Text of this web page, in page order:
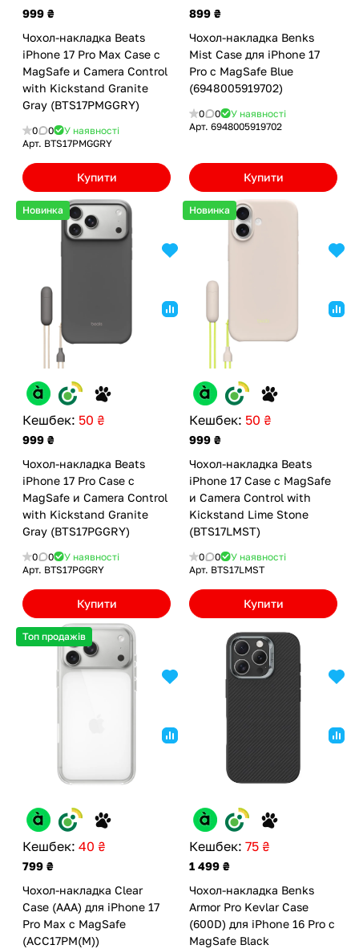
999 ₴
Чохол-накладка Beats
iPhone 17 Pro Max Case с
MagSafe и Camera Control
with Kickstand Granite
Gray (BTS17PMGGRY)
0 0
У наявності
Арт. BTS17PMGGRY
Купити
899 ₴
Чохол-накладка Benks
Mist Case для iPhone 17
Pro с MagSafe Blue
(6948005919702)
0 0
У наявності
Арт. 6948005919702
Купити
Новинка
Кешбек: 50 ₴
999 ₴
Чохол-накладка Beats
iPhone 17 Pro Case с
MagSafe и Camera Control
with Kickstand Granite
Gray (BTS17PGGRY)
0 0
У наявності
Арт. BTS17PGGRY
Купити
Новинка
Кешбек: 50 ₴
999 ₴
Чохол-накладка Beats
iPhone 17 Case с MagSafe
и Camera Control with
Kickstand Lime Stone
(BTS17LMST)
0 0
У наявності
Арт. BTS17LMST
Купити
Топ продажів
Кешбек: 40 ₴
799 ₴
Чохол-накладка Clear
Case (AAA) для iPhone 17
Pro Max с MagSafe
(ACC17PM(M))
Кешбек: 75 ₴
1 499 ₴
Чохол-накладка Benks
Armor Pro Kevlar Case
(600D) для iPhone 16 Pro с
MagSafe Black